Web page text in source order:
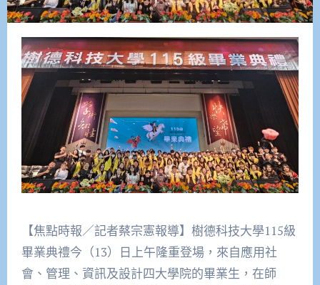
【焦點時報／記者蔡宗憲報導】樹德科技大學115級
畢業典禮今（13）日上午隆重登場，來自應用社
會、管理、資訊及設計四大學院的畢業生，在師